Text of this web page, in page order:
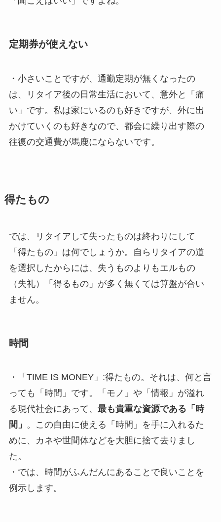
定期券が使えない
・小さいことですが、通勤定期が無くなったの
は、リタイア後の日常生活において、意外と「痛
い」です。私は家にいるのも好きですが、外に出
かけていくのも好きなので、都会に繰り出す際の
往復の交通費が馬鹿にならないです。
得たもの
では、リタイアして失ったものは終わりにして
「得たもの」は何でしょうか。自らリタイアの道
を選択したからには、失うものよりもエルもの
（失礼）「得るもの」が多く無くては算盤が合い
ません。
時間
・ 「TIME IS MONEY」 :得たもの。それは、何と言
っても「時間」です。「モノ」や「情報」が溢れ
る現代社会にあって、 最も貴重な資源である「時
間」 。この自由に使える「時間」を手に入れるた
めに、カネや世間体などを大胆に捨て去りまし
た。
・では、時間がふんだんにあることで良いことを
例示します。